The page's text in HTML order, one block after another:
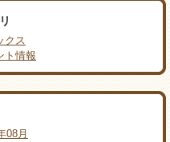
クス
ト情報
08月